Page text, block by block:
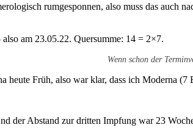
rumgesponnen, also muss das auch
am 23.05.22. Quersumme: 14 = 2×7.
Wenn schon der
Früh, also war klar, dass ich Moderna (7
der Abstand zur dritten Impfung war 23